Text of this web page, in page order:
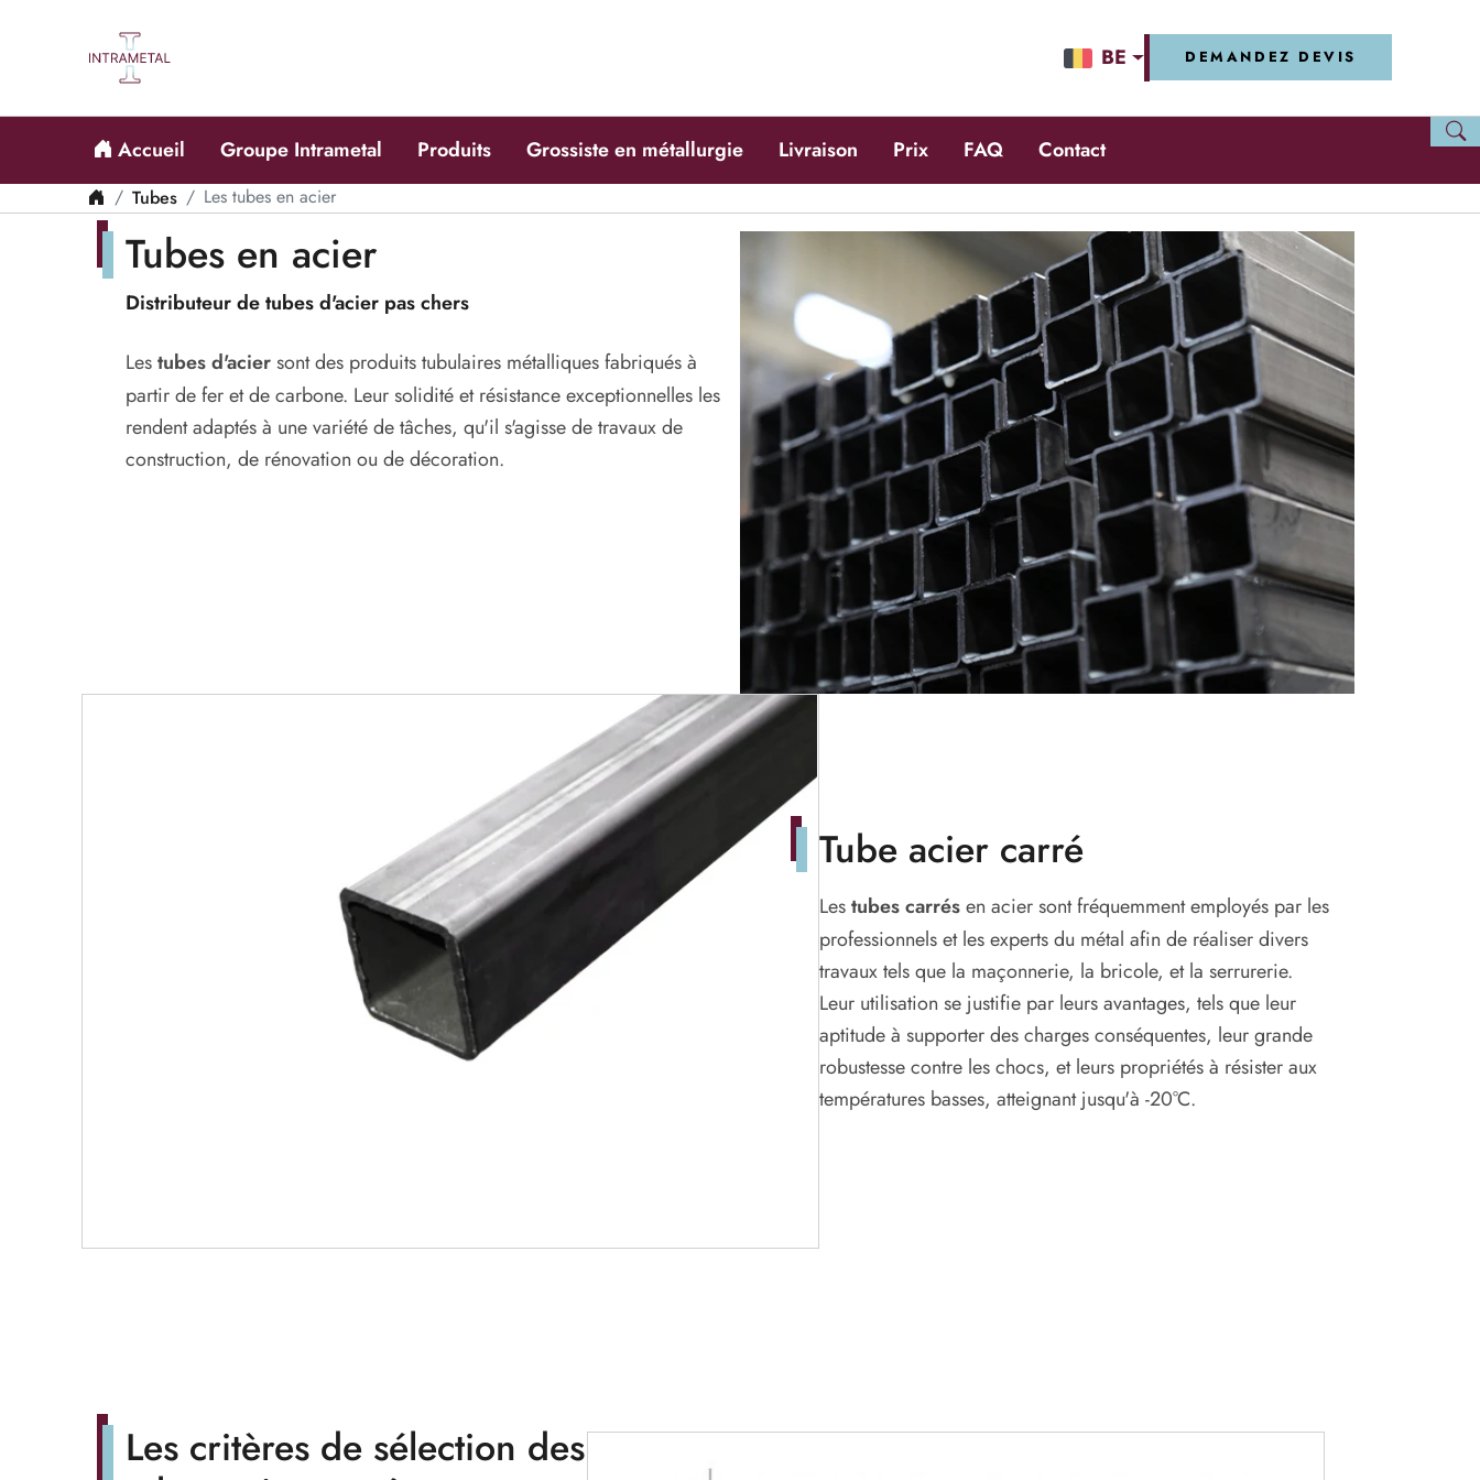
BE DEMANDEZ DEVIS
Accueil Groupe Intrametal Produits Grossiste en métallurgie Livraison Prix FAQ Contact
Tubes Les tubes en acier
Tubes en acier
Distributeur de tubes d'acier pas chers
Les tubes d'acier sont des produits tubulaires métalliques fabriqués à
partir de fer et de carbone. Leur solidité et résistance exceptionnelles les
rendent adaptés à une variété de tâches, qu'il s'agisse de travaux de
construction, de rénovation ou de décoration.
Tube acier carré
Les tubes carrésen acier sont fréquemment employés par les
professionnels et les experts du métal afin de réaliser divers
travaux tels que la maçonnerie, la bricole, et la serrurerie.
Leur utilisation se justifie par leurs avantages, tels que leur
aptitude à supporter des charges conséquentes, leur grande
robustesse contre les chocs, et leurs propriétés à résister aux
températures basses, atteignant jusqu'à -20°C.
Les critères de sélection des